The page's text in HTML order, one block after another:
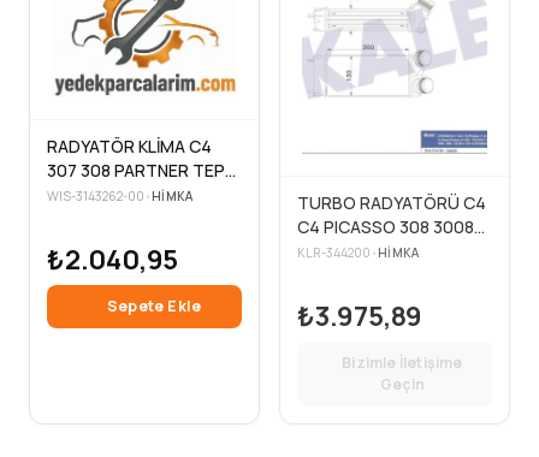
RADYATÖR KLİMA C4
307 308 PARTNER TEPE
1.6 HDİ 3008 DV6-
WIS-3143262-00 •HIMKA
₺2.040,95
Sepete Ekle
TURBO RADYATÖRÜ C4
C4 PICASSO 308 3008
5008 AL PL BRZ
KLR-344200 • HIMKA
₺3.975,89
Bizimle İletişime
Geçin